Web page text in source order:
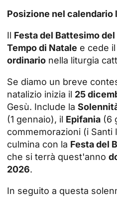
Posizione nel
Il Festa del Battesimo
Tempo di Natale e cede
ordinario nella liturgia
Se diamo un breve
natalizio inizia il 25
Gesù. Include la
(1 gennaio), il Epifania (6
commemorazioni (i Santi
culmina con la Festa del
che si terrà quest'anno
2026.
In seguito a questa